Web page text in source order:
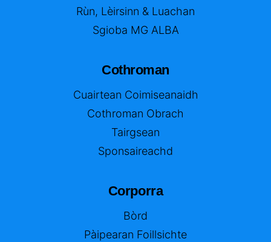
Rùn, Lèirsinn & Luachan
Sgioba MG ALBA
Cothroman
Cuairtean Coimiseanaidh
Cothroman Obrach
Tairgsean
Sponsaireachd
Corporra
Bòrd
Pàipearan Foillsichte